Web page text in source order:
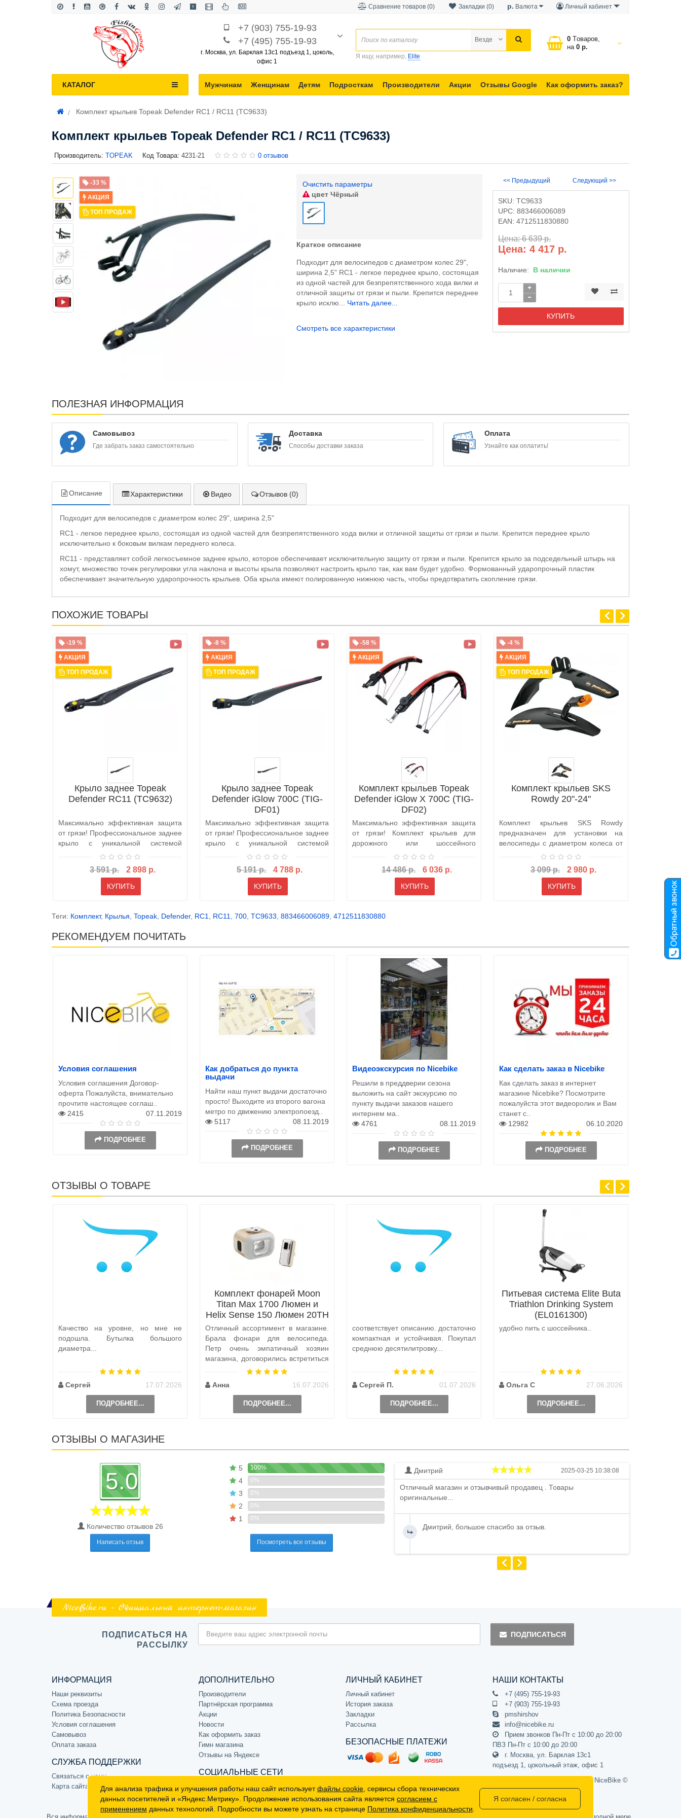
Личный кабинет
р. Валюта
Закладки (0)
Сравнение товаров (0)
+7 (903) 755-19-93
+7 (495) 755-19-93
г. Москва, ул. Барклая 13с1 подъезд 1, цоколь,
офис 1
0 Tоваров,
на
0 р.
Везде
Я ищу, например, Elite
Мужчинам Женщинам Детям Подросткам Производители Акции Отзывы Google Как оформить заказ?
КАТАЛОГ
Комплект крыльев Topeak Defender RC1 / RC11 (TC9633)
Комплект крыльев Topeak Defender RC1 / RC11 (TC9633)
Производитель: TOPEAK Код Товара: 4231-21 0 отзывов
-33 %
АКЦИЯ
ТОП ПРОДАЖ
Очистить параметры
цветЧёрный
Краткое описание
Подходит для велосипедов с диаметром колес 29",
ширина 2,5" RC1 - легкое переднее крыло, состоящая
из одной частей для безпрепятственного хода вилки и
отличной защиты от грязи и пыли. Крепится переднее
крыло исклю... Читать далее...
Смотреть все характеристики
<< Предыдущий Следующий >>
SKU: TC9633
UPC: 883466006089
EAN: 4712511830880
Цена: 6 639 р.
Цена: 4 417 р.
Наличие: В наличии
КУПИТЬ
ПОЛЕЗНАЯ ИНФОРМАЦИЯ
Самовывоз
Где забрать заказ самостоятельно
Доставка
Способы доставки заказа
Оплата
Узнайте как оплатить!
Описание Характеристики Видео Отзывов (0)
Подходит для велосипедов с диаметром колес 29", ширина 2,5"
RC1 - легкое переднее крыло, состоящая из одной частей для безпрепятственного хода вилки и отличной защиты от грязи и пыли. Крепится переднее крыло
исключительно к боковым вилкам переднего колеса.
RC11 - представляет собой легкосъемное заднее крыло, которое обеспечивает исключительную защиту от грязи и пыли. Крепится крыло за подседельный штырь на
хомут, множество точек регулировки угла наклона и высоты крыла позволяют настроить крыло так, как вам будет удобно. Формованный ударопрочный пластик
обеспечивает значительную ударопрочность крыльев. Оба крыла имеют полированную нижнюю часть, чтобы предотвратить скопление грязи.
ПОХОЖИЕ ТОВАРЫ
-19 %
АКЦИЯ
ТОП ПРОДАЖ
Крыло заднее Topeak
Defender RC11 (TC9632)
Максимально эффективная защита
от грязи! Профессиональное заднее
крыло с уникальной системой
3 591 р. 2 898 р.
КУПИТЬ
-8 %
АКЦИЯ
ТОП ПРОДАЖ
Крыло заднее Topeak
Defender iGlow 700C (TIG-
DF01)
Максимально эффективная защита
от грязи! Профессиональное заднее
крыло с уникальной системой
5 191 р. 4 788 р.
КУПИТЬ
-58 %
АКЦИЯ
Комплект крыльев Topeak
Defender iGlow X 700C (TIG-
DF02)
Максимально эффективная защита
от грязи! Комплект крыльев для
дорожного или шоссейного
велосипеда с ..
14 486 р. 6 036 р.
КУПИТЬ
-4 %
АКЦИЯ
ТОП ПРОДАЖ
Комплект крыльев SKS
Rowdy 20"-24"
Комплект крыльев SKS Rowdy
предназначен для установки на
велосипеды с диаметром колеса от
3 099 р. 2 980 р.
КУПИТЬ
Теги: Комплект, Крылья Topeak Defender, RC1 RC11 700 TC9633 883466006089 4712511830880
РЕКОМЕНДУЕМ ПОЧИТАТЬ
Условия соглашения
Условия соглашения Договор-
оферта Пожалуйста, внимательно
прочтите настоящее соглаш..
2415
07.11.2019
ПОДРОБНЕЕ
Как добраться до пункта
выдачи
Найти наш пункт выдачи достаточно
просто! Выходите из второго вагона
метро по движению электропоезд..
5117
08.11.2019
ПОДРОБНЕЕ
Видеоэкскурсия по Nicebike
Решили в преддверии сезона
выложить на сайт экскурсию по
пункту выдачи заказов нашего
интернем ма..
4761
08.11.2019
ПОДРОБНЕЕ
Как сделать заказ в Nicebike
Как сделать заказ в интернет
магазине Nicebike? Посмотрите
пожалуйста этот видеоролик и Вам
станет с..
12982
06.10.2020
ПОДРОБНЕЕ
ОТЗЫВЫ О ТОВАРЕ
Качество на уровне, но мне не
подошла. Бутылка большого
диаметра...
Сергей 17.07.2026
ПОДРОБНЕЕ...
Комплект фонарей Moon
Titan Max 1700 Люмен и
Helix Sense 150 Люмен 20TH
Anniversary Edition
Отличный ассортимент в магазине.
Брала фонари для велосипеда.
Петр очень эмпатичный хозяин
магазина, договорились встретиться
по пути, чтобы передать ..
Анна
16.07.2026
ПОДРОБНЕЕ...
соответствует описанию. достаточно
компактная и устойчивая. Покупал
среднюю десятилитровку...
Сергей П. 01.07.2026
ПОДРОБНЕЕ...
Питьевая система Elite Buta
Triathlon Drinking System
(EL0161300)
удобно пить с шоссейника..
Ольга С 27.06.2026
ПОДРОБНЕЕ...
ОТЗЫВЫ О МАГАЗИНЕ
5.0
Количество отзывов 26
Написать отзыв
5 100%
4 0%
3 0%
2 0%
1 0%
Посмотреть все отзывы
Дмитрий 2025-03-25 10:38:08
Отличный магазин и отзывчивый продавец . Товары
оригинальные...
Дмитрий, большое спасибо за отзыв.
NiceBike.ru - Официальный интернет-магазин
ПОДПИСАТЬСЯ НА
РАССЫЛКУ
ПОДПИСАТЬСЯ
ИНФОРМАЦИЯ
Наши реквизиты
Схема проезда
Политика Безопасности
Условия соглашения
Самовывоз
Оплата заказа
СЛУЖБА ПОДДЕРЖКИ
Связаться с нами
Карта сайта
ДОПОЛНИТЕЛЬНО
Производители
Партнёрская программа
Акции
Новости
Как оформить заказ
Гимн магазина
Отзывы на Яндексе
СОЦИАЛЬНЫЕ СЕТИ
ЛИЧНЫЙ КАБИНЕТ
Личный кабинет
История заказа
Закладки
Рассылка
БЕЗОПАСНЫЕ ПЛАТЕЖИ
НАШИ КОНТАКТЫ
+7 (495) 755-19-93
+7 (903) 755-19-93
pmshirshov
info@nicebike.ru
Прием звонков Пн-Пт с 10:00 до 20:00
ПВЗ Пн-Пт с 10:00 до 20:00
г. Москва, ул. Барклая 13с1
подъезд 1, цокольный этаж, офис 1
Официальный интернет-магазин NiceBike ©
2012 - 2026
Вся информация на сайте носит ознакомительный характер, не является публичной офертой (определяемой положениями Статьи 437 Гражданского кодекса РФ) и не может в полной мере
Для анализа трафика и улучшения работы наш сайт используетфайлы cookie , сервисы сбора технических
данных посетителей и «Яндекс.Метрику». Продолжение использования сайта является согласием с
применением данных технологий. Подробности вы можете узнать на странице Политика конфиденциальности
Я согласен / согласна